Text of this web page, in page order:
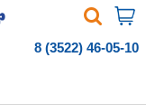
8 (3522) 46-05-10